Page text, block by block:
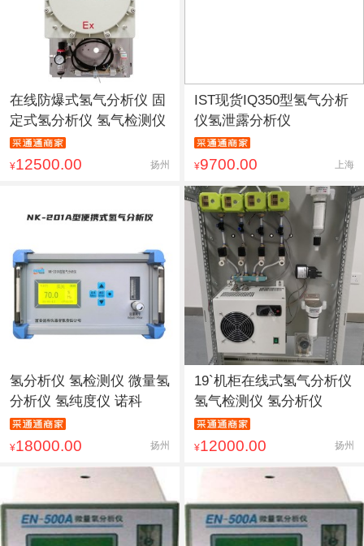
在线防爆式氢气分析仪 固
定式氢分析仪 氢气检测仪
¥12500.00 扬州
IST现货IQ350型氢气分析
仪氢泄露分析仪
¥9700.00 上海
氢分析仪 氢检测仪 微量氢
分析仪 氢纯度仪 诺科
¥18000.00 扬州
19`机柜在线式氢气分析仪
氢气检测仪 氢分析仪
¥12000.00 扬州